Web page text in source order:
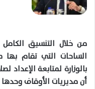
من خلال التنسيق
الساحات التي تقام بها
بالوزارة لمتابعة الإعداد
أن مديريات الأوقاف